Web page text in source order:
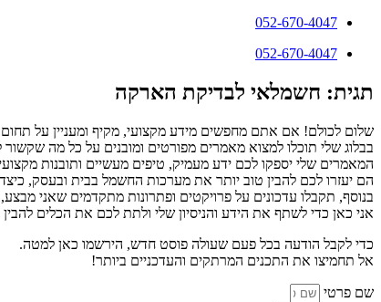
052-670-4047
052-670-4047
תגית: חשמלאי לבדיקת הארקה
שלום לכולם! אם אתם מחפשים מידע מקצועי, מקיף ומעניין על
בבלוג שלי תוכלו למצוא מאמרים מפורטים ומובנים על כל מה שקשור
המאמרים שלי יספקו לכם ידע מעמיק, טיפים מעשיים ותובנות
הם יעזרו לכם להבין טוב יותר את מערכות החשמל בבית ובעסק, כיצד
בנוסף, תקבלו עדכונים על פרויקטים ופתרונות מתקדמים שאני
אני כאן כדי לשתף את הידע והניסיון שלי ולתת לכם את הכלים
כדי לקבל הודעה בכל פעם שעולה פוסט חדש, הירשמו כאן למטה.
אל תחמיצו את התכנים המרתקים והעדכניים ביותר!
שם פרטי